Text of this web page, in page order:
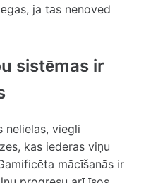
ja tās nenoved
sistēmas ir
nelielas, viegli
kas iederas viņu
mācīšanās ir